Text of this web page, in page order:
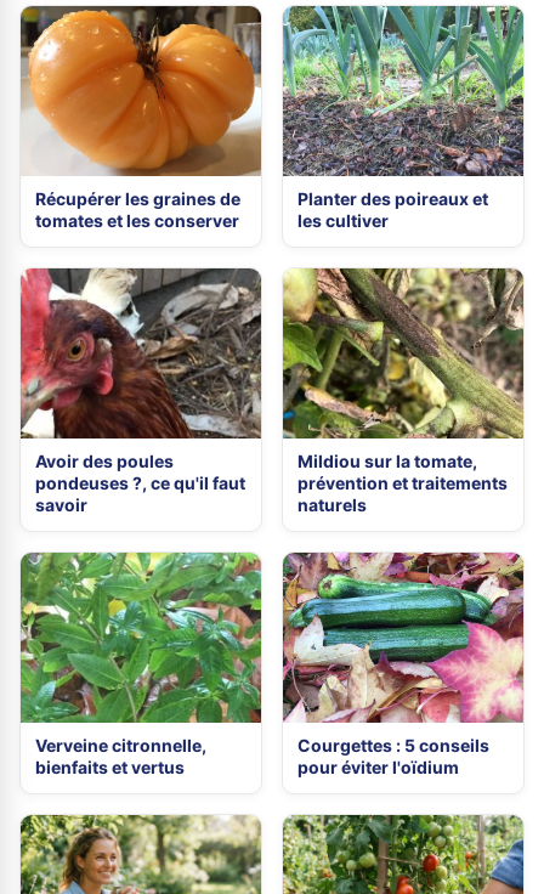
Récupérer les graines de
tomates et les conserver
Planter des poireaux et
les cultiver
Avoir des poules
pondeuses ?, ce qu'il faut
savoir
Mildiou sur la tomate,
prévention et traitements
naturels
Verveine citronnelle,
bienfaits et vertus
Courgettes : 5 conseils
pour éviter l'oïdium